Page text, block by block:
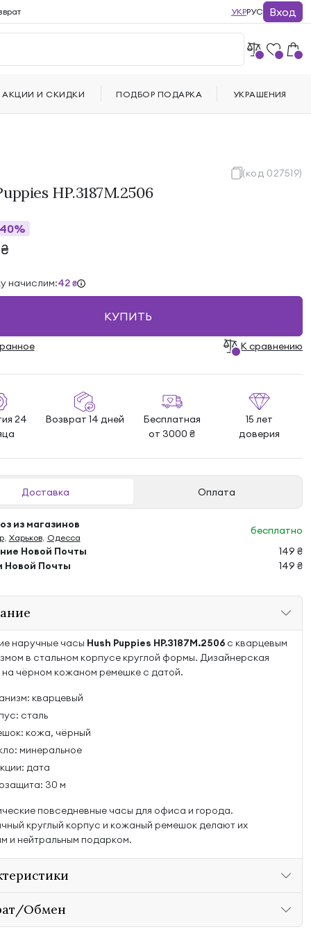
(код 027519)
HP.3187M.2506
₴
начислим:42 ₴
КУПИТЬ
К сравнению
24
Возврат 14 дней
Бесплатная
от 3000 ₴
15 лет
доверия
Доставка Оплата
из магазинов
, Харьков, Одесса
бесплатно
Новой Почты
149 ₴
Новой Почты
149 ₴
наручные часы Hush Puppies HP.3187M.2506с кварцевым
в стальном корпусе круглой формы. Дизайнерская
на чёрном кожаном ремешке с датой.
кварцевый
сталь
кожа, чёрный
минеральное
дата
30 м
повседневные часы для офиса и города.
круглый корпус и кожаный ремешок делают их
и нейтральным подарком.
Обмен
УКРРУС Вход
АКЦИИ И СКИДКИ ПОДБОР ПОДАРКА УКРАШЕНИЯ